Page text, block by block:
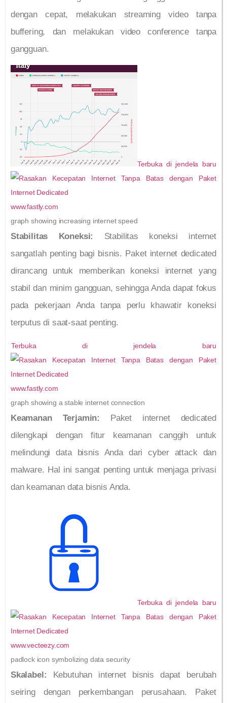
dengan cepat, melakukan streaming video tanpa
buffering, dan melakukan video conference tanpa
gangguan.
Terbuka di jendela baru
www.fastly.com
graph showing increasing internet speed
Stabilitas Koneksi:
Stabilitas koneksi internet
sangatlah penting bagi bisnis. Paket internet dedicated
dirancang untuk memberikan koneksi internet yang
stabil dan minim gangguan, sehingga Anda dapat fokus
pada pekerjaan Anda tanpa perlu khawatir koneksi
terputus di saat-saat penting.
Terbuka di jendela baru
www.fastly.com
graph showing a stable internet connection
Keamanan Terjamin:
Paket internet dedicated
dilengkapi dengan fitur keamanan canggih untuk
melindungi data bisnis Anda dari cyber attack dan
malware. Hal ini sangat penting untuk menjaga privasi
dan keamanan data bisnis Anda.
Terbuka di jendela baru
www.vecteezy.com
padlock icon symbolizing data security
Skalabel: Kebutuhan internet bisnis dapat berubah
seiring dengan perkembangan perusahaan. Paket